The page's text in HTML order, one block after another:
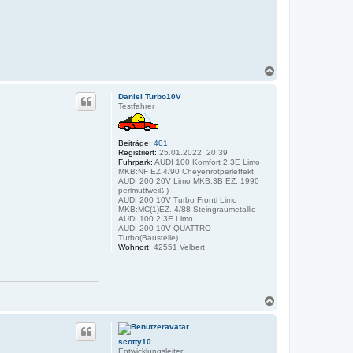
Daniel Turbo10V
Testfahrer
Beiträge: 401
Registriert: 25.01.2022, 20:39
Fuhrpark: AUDI 100 Komfort 2,3E Limo
MKB:NF EZ.4/90 Cheyenrotperleffekt
AUDI 200 20V Limo MKB:3B EZ. 1990
perlmuttweiß )
AUDI 200 10V Turbo Fronti Limo
MKB:MC(1)EZ. 4/88 Steingraumetallic
AUDI 100 2,3E Limo
AUDI 200 10V QUATTRO
Turbo(Baustelle)
Wohnort: 42551 Velbert
scotty10
Entwicklungsleiter